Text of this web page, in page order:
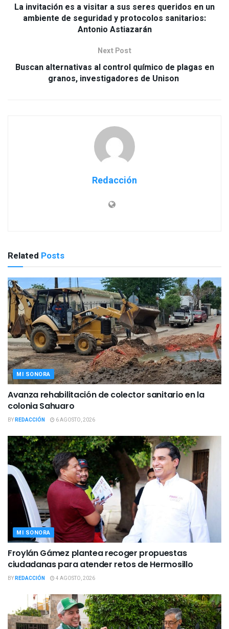
La invitación es a visitar a sus seres queridos en un
ambiente de seguridad y protocolos sanitarios:
Antonio Astiazarán
Next Post
Buscan alternativas al control químico de plagas en
granos, investigadores de Unison
Redacción
Related Posts
MI SONORA
Avanza rehabilitación de colector sanitario en la
colonia Sahuaro
BYREDACCIÓN 6 AGOSTO, 2026
MI SONORA
Froylán Gámez plantea recoger propuestas
ciudadanas para atender retos de Hermosillo
BYREDACCIÓN 4 AGOSTO, 2026